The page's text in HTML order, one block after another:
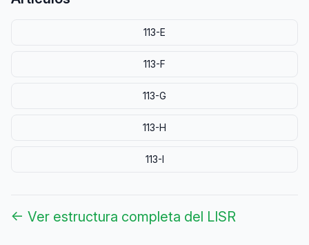
113-E
113-F
113-G
113-H
113-I
← Ver estructura completa del LISR